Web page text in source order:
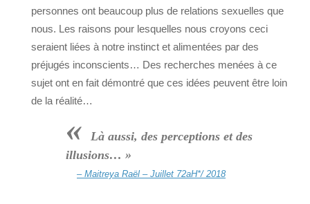
personnes ont beaucoup plus de relations sexuelles que
nous. Les raisons pour lesquelles nous croyons ceci
seraient liées à notre instinct et alimentées par des
préjugés inconscients… Des recherches menées à ce
sujet ont en fait démontré que ces idées peuvent être loin
de la réalité…
«
Là aussi, des perceptions et des
illusions… »
– Maitreya Raël – Juillet 72aH*/ 2018